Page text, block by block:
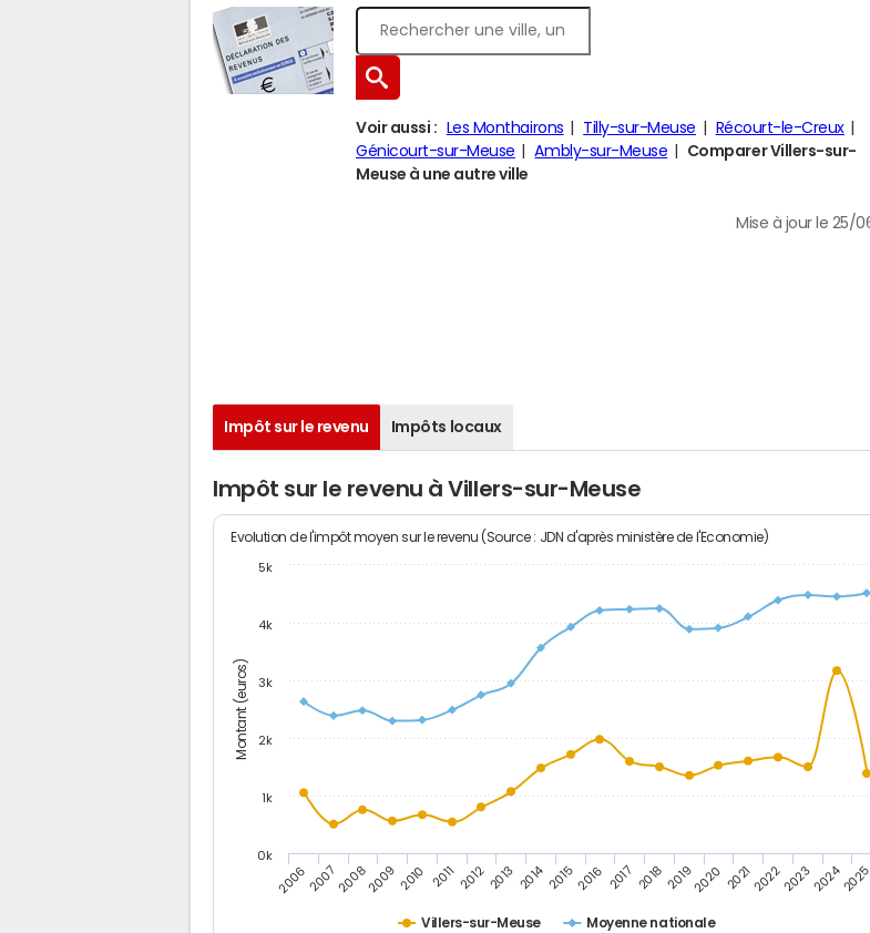
Voir aussi : Les Monthairons Tilly-sur-Meuse
Récourt-le-Creux
Génicourt-sur-Meuse
Ambly-sur-Meuse
Comparer Villers-sur-
Meuse à une autre ville
Mise à jour le 25/
Impôt sur le revenu Impôts locaux
Impôt sur le revenu à Villers-sur-Meuse
Montant (euros)
Evolution de l'impôt moyen sur le revenu (Source : JDN d'après ministère de l'Economie)
Villers-sur-Meuse Moyenne nationale
20062007200820092010 2011 20122013 201420152016 2017 201820192020 20212022202320242025
0k
1k
2k
3k
4k
5k